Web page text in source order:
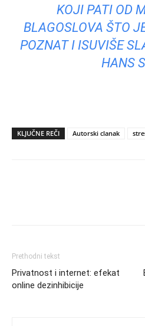
KOJI PATI OD
BLAGOSLOVA ŠTO
POZNAT I ISUVIŠE
HANS
KLJUČNE REČI Autorski clanak
Prethodni tekst
Privatnost i internet: efekat
online dezinhibicije